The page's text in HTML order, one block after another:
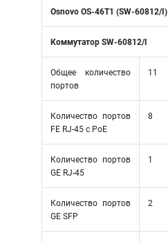
Osnovo OS-46T1 (SW-60812/I)
Коммутатор SW-60812/I
Общее количество
портов
11
Количество портов
FE RJ-45 с РоЕ
8
Количество портов
GE RJ-45
1
Количество портов
GE SFP
2